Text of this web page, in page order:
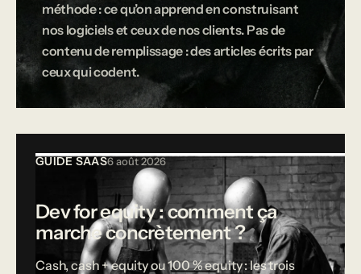
méthode : ce qu’on apprend en construisant
nos logiciels et ceux de nos clients. Pas de
contenu de remplissage : des articles écrits par
ceux qui codent.
GUIDE SAAS6 août 2026
Dev for equity : comment ça
marche concrètement ?
Cash, cash + equity ou 100 % equity : les trois